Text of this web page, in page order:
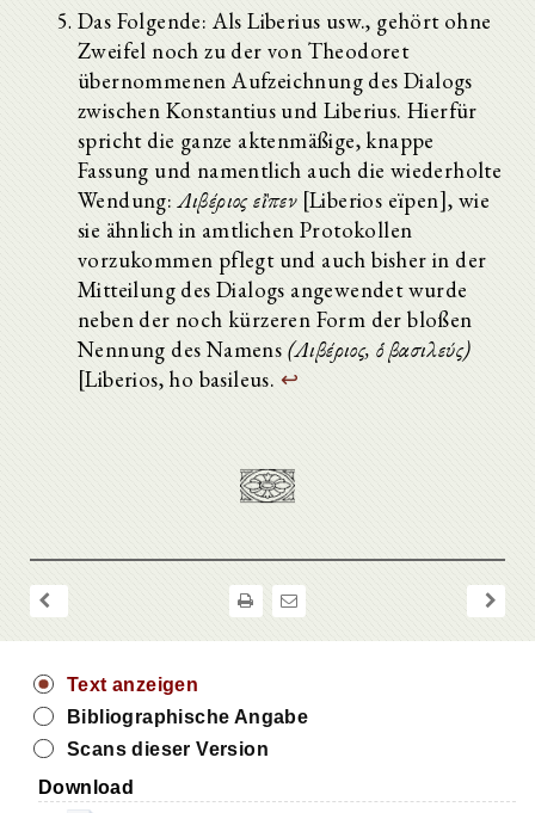
Das Folgende: Als Liberius usw., gehört ohne
Zweifel noch zu der von Theodoret
übernommenen Aufzeichnung des Dialogs
zwischen Konstantius und Liberius. Hierfür
spricht die ganze aktenmäßige, knappe
Fassung und namentlich auch die wiederholte
Wendung:Λιβέριος εἲπεν[Liberios eïpen], wie
sie ähnlich in amtlichen Protokollen
vorzukommen pflegt und auch bisher in der
Mitteilung des Dialogs angewendet wurde
neben der noch kürzeren Form der bloßen
Nennung des Namens (Λιβέριος, ὁ βασιλεύς)
[Liberios, ho basileus. ↩
Text anzeigen
Bibliographische Angabe
Scans dieser Version
Download